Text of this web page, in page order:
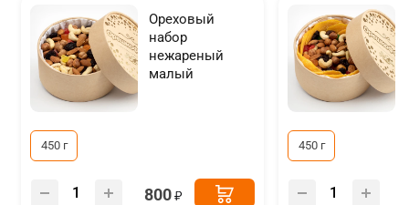
Ореховый
набор
нежареный
малый
450 г
800
450 г